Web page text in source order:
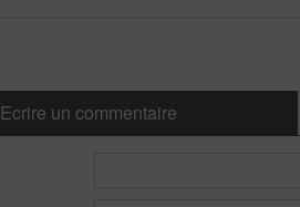
Ecrire un commentaire